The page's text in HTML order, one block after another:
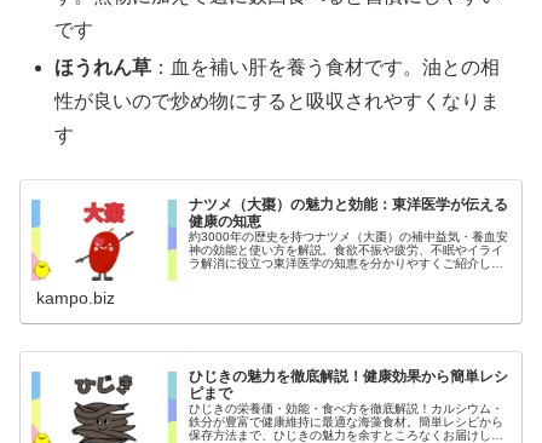
です
ほうれん草 ：血を補い肝を養う食材です。油との相
性が良いので炒め物にすると吸収されやすくなりま
す
ナツメ（大棗）の魅力と効能：東洋医学が伝える
健康の知恵
約3000年の歴史を持つナツメ（大棗）の補中益気・養血安
神の効能と使い方を解説。食欲不振や疲労、不眠やイライ
ラ解消に役立つ東洋医学の知恵を分かりやすくご紹介しま
kampo.biz
ひじきの魅力を徹底解説！健康効果から簡単レシ
ピまで
ひじきの栄養価・効能・食べ方を徹底解説！カルシウム・
鉄分が豊富で健康維持に最適な海藻食材。簡単レシピから
保存方法まで、ひじきの魅力を余すところなくお届けしま